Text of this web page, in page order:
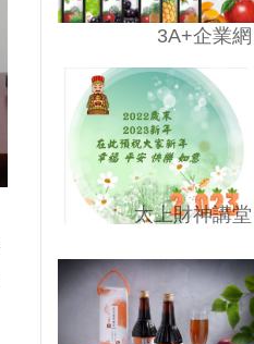
3A+企業網
太上財神講堂